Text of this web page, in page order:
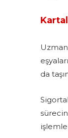
da